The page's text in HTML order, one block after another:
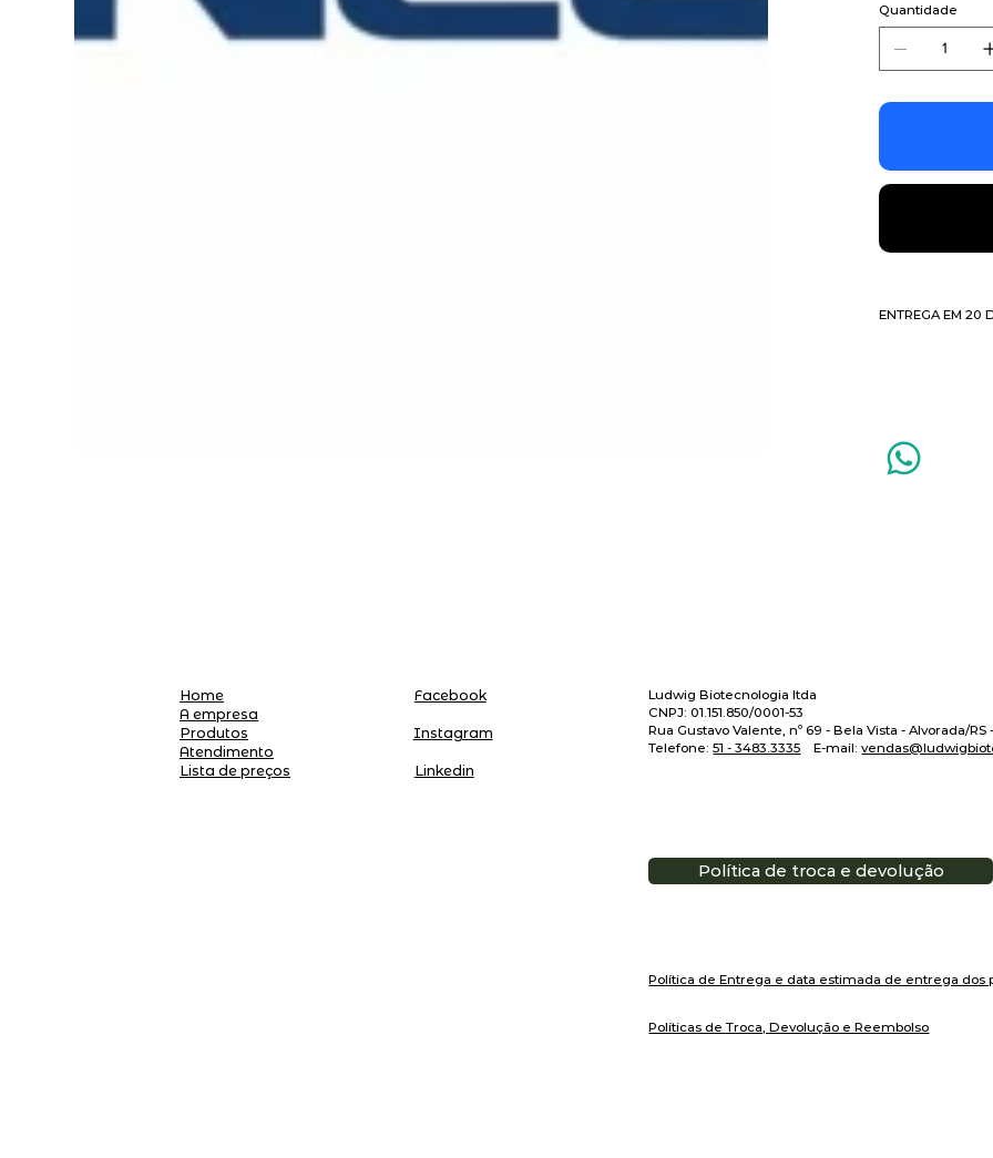
Quantidade
ENTREGA EM 20
Política de Entrega e data estimada de entrega dos
Políticas de Troca, Devolução e Reembolso
Facebook
Ludwig Biotecnologia ltda
CNPJ: 01.151.850/0001-53
Rua Gustavo Valente, nº 69 - Bela Vista - Alvorada/RS
Telefone:51 - 3483.3335 E-mail:
Home
A empresa
Produtos
Atendimento
Lista de preços
Instagram
Linkedin
Política de troca e devolução